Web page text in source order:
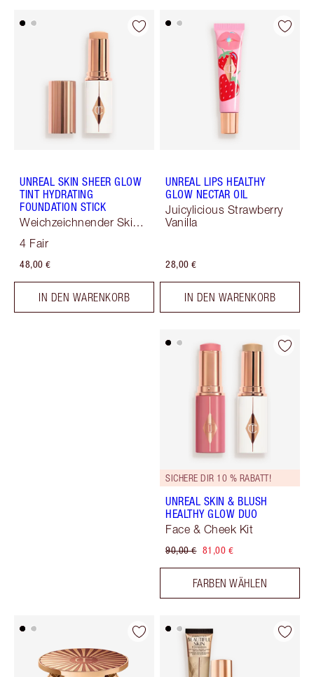
UNREAL SKIN SHEER GLOW
TINT HYDRATING
FOUNDATION STICK
Weichzeichnender Skin
4 Fair
48,00 €
IN DEN WARENKORB
UNREAL LIPS HEALTHY
GLOW NECTAR OIL
Juicylicious Strawberry
Vanilla
28,00 €
IN DEN WARENKORB
SICHERE DIR 10 % RABATT!
UNREAL SKIN & BLUSH
HEALTHY GLOW DUO
Face & Cheek Kit
90,00 € 81,00 €
FARBEN WÄHLEN